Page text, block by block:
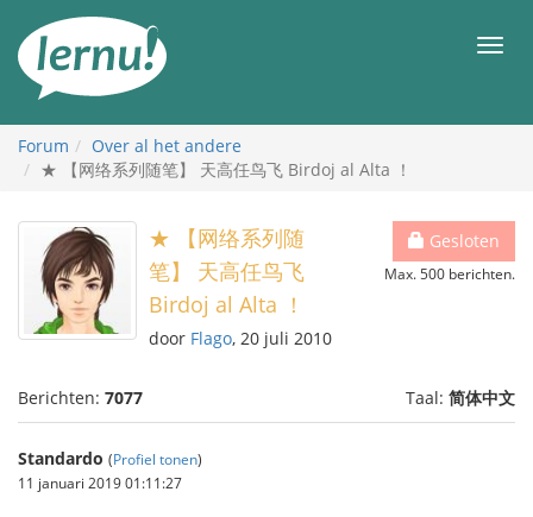
inhoud
Forum
Over al het andere
★ 【网络系列随笔】 天高任鸟飞 Birdoj al Alta ！
Gesloten
Max. 500 berichten.
★ 【网络系列随
笔】 天高任鸟飞
Birdoj al Alta ！
door Flago, 20 juli 2010
Berichten: 7077 Taal: 简体中文
Standardo (Profiel tonen)
11 januari 2019 01:11:27